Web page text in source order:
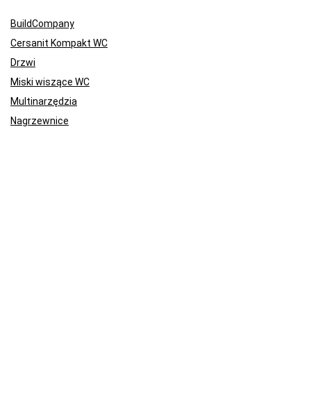
BuildCompany
Cersanit Kompakt WC
Drzwi
Miski wiszące WC
Multinarzędzia
Nagrzewnice